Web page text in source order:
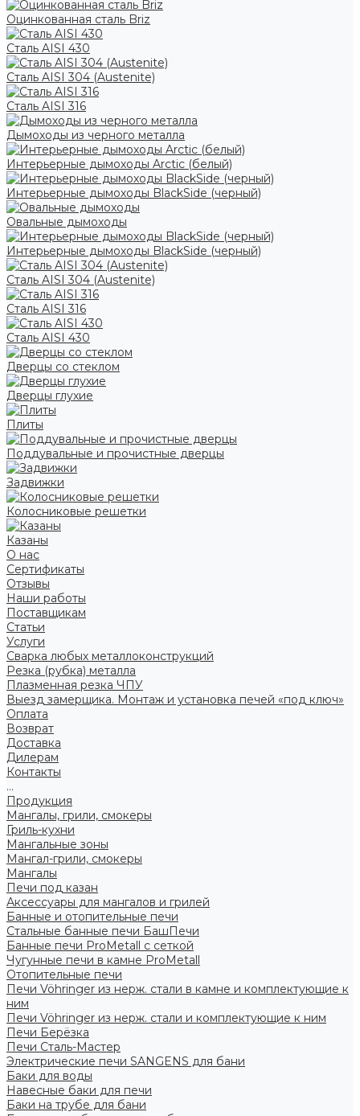
Оцинкованная сталь Briz
Сталь AISI 430
Сталь AISI 304 (Austenite)
Сталь AISI 316
Дымоходы из черного металла
Интерьерные дымоходы Arctic (белый)
Интерьерные дымоходы BlackSide (черный)
Овальные дымоходы
Интерьерные дымоходы BlackSide (черный)
Сталь AISI 304 (Austenite)
Сталь AISI 316
Сталь AISI 430
Дверцы со стеклом
Дверцы глухие
Плиты
Поддувальные и прочистные дверцы
Задвижки
Колосниковые решетки
Казаны
О нас
Сертификаты
Отзывы
Наши работы
Поставщикам
Статьи
Услуги
Сварка любых металлоконструкций
Резка (рубка) металла
Плазменная резка ЧПУ
Выезд замерщика. Монтаж и установка печей «под ключ»
Оплата
Возврат
Доставка
Дилерам
Контакты
...
Продукция
Мангалы, грили, смокеры
Гриль-кухни
Мангальные зоны
Мангал-грили, смокеры
Мангалы
Печи под казан
Аксессуары для мангалов и грилей
Банные и отопительные печи
Стальные банные печи БашПечи
Банные печи ProMetall с сеткой
Чугунные печи в камне ProMetall
Отопительные печи
Печи Vöhringer из нерж. стали в камне и комплектующие к
ним
Печи Vöhringer из нерж. стали и комплектующие к ним
Печи Берёзка
Печи Сталь-Мастер
Электрические печи SANGENS для бани
Баки для воды
Навесные баки для печи
Баки на трубе для бани